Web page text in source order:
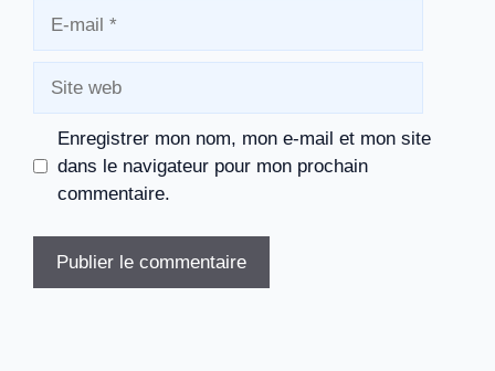
Enregistrer mon nom, mon e-mail et mon site
dans le navigateur pour mon prochain
commentaire.